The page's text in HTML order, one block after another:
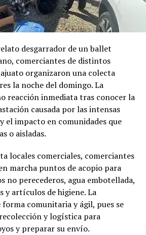
desgarrador de un ballet
comerciantes de distintos
organizaron una colecta
la noche del domingo. La
reacción inmediata tras conocer la
causada por las intensas
el impacto en comunidades que
o aisladas.
locales comerciales, comerciantes
marcha puntos de acopio para
no perecederos, agua embotellada,
y artículos de higiene. La
comunitaria y ágil, pues se
y logística para
y preparar su envío.